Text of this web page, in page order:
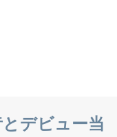
デビュー当